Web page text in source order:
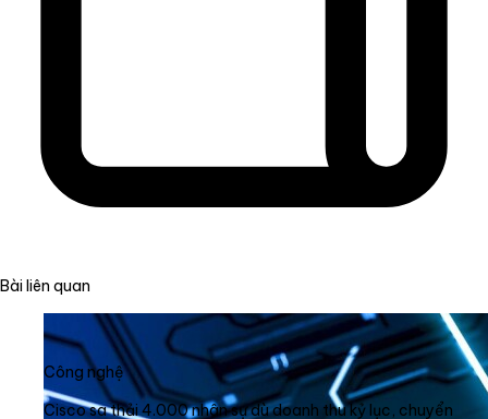
Bài liên quan
Công nghệ
Cisco sa thải 4.000 nhân sự dù doanh thu kỷ lục, chuyển